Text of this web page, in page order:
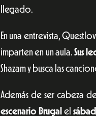
llegado.
En una entrevista,
imparten en un aula.Sus
Shazam y busca las
Además de ser cabeza
escenario Brugal el